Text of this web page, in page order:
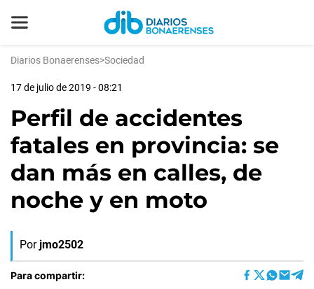
Diarios Bonaerenses>Sociedad
17 de julio de 2019 - 08:21
Perfil de accidentes
fatales en provincia: se
dan más en calles, de
noche y en moto
Por jmo2502
Para compartir: